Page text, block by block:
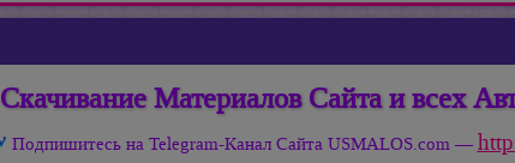
Скачивание Материалов Сайта и всех
Подпишитесь на Telegram-Канал Сайта USMALOS.com —